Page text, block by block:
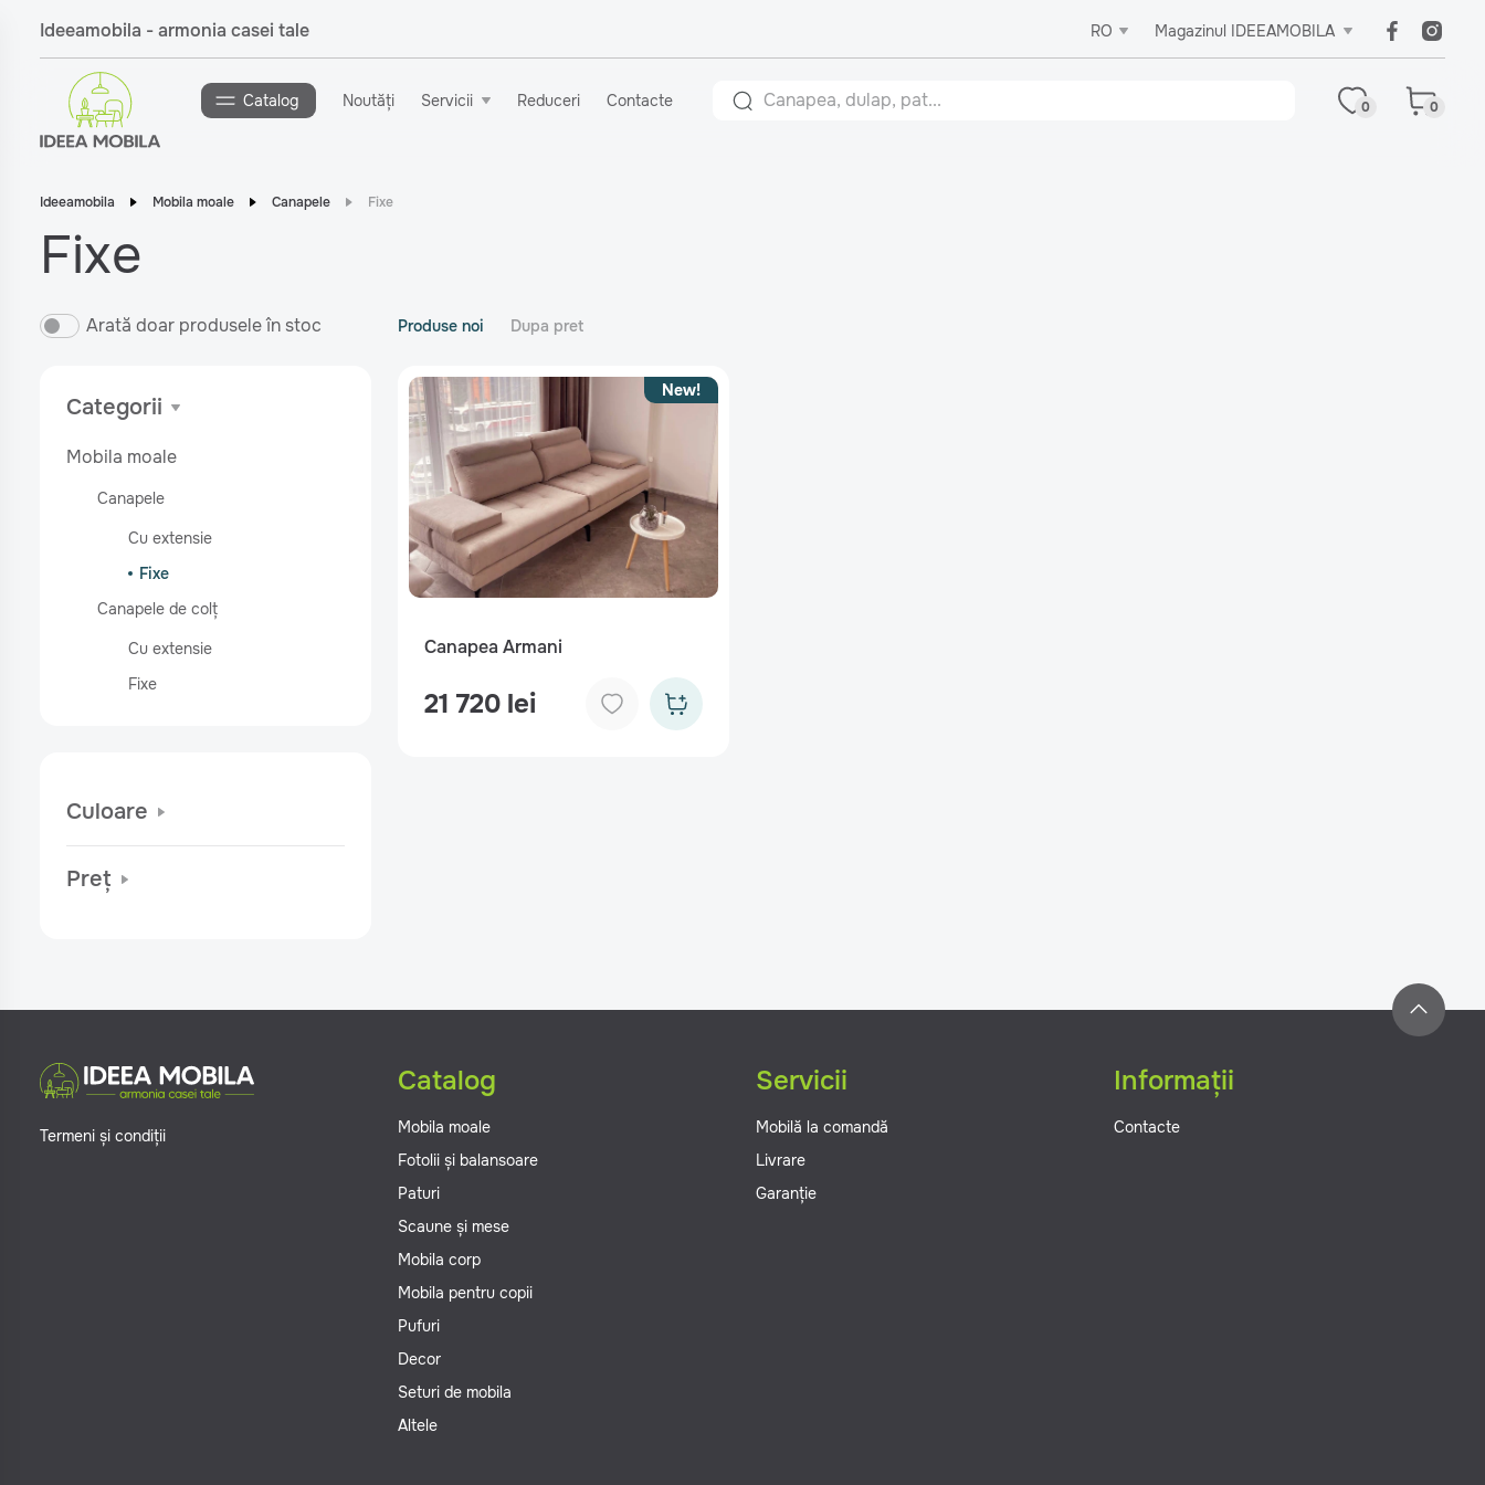
Ideeamobila - armonia casei tale RO Magazinul IDEEAMOBILA
Catalog Noutăți Servicii Reduceri Contacte 0 0
Ideeamobila Mobila moale Canapele Fixe
Fixe
Arată doar produsele în stoc
Categorii
Mobila moale
Canapele
Cu extensie
Fixe
Canapele de colț
Cu extensie
Fixe
Culoare
Preț
Produse noi Dupa pret
New!
Canapea Armani
21 720 lei
Termeni și condiții
Catalog
Mobila moale
Fotolii și balansoare
Paturi
Scaune și mese
Mobila corp
Mobila pentru copii
Pufuri
Decor
Seturi de mobila
Altele
Servicii
Mobilă la comandă
Livrare
Garanție
Informații
Contacte